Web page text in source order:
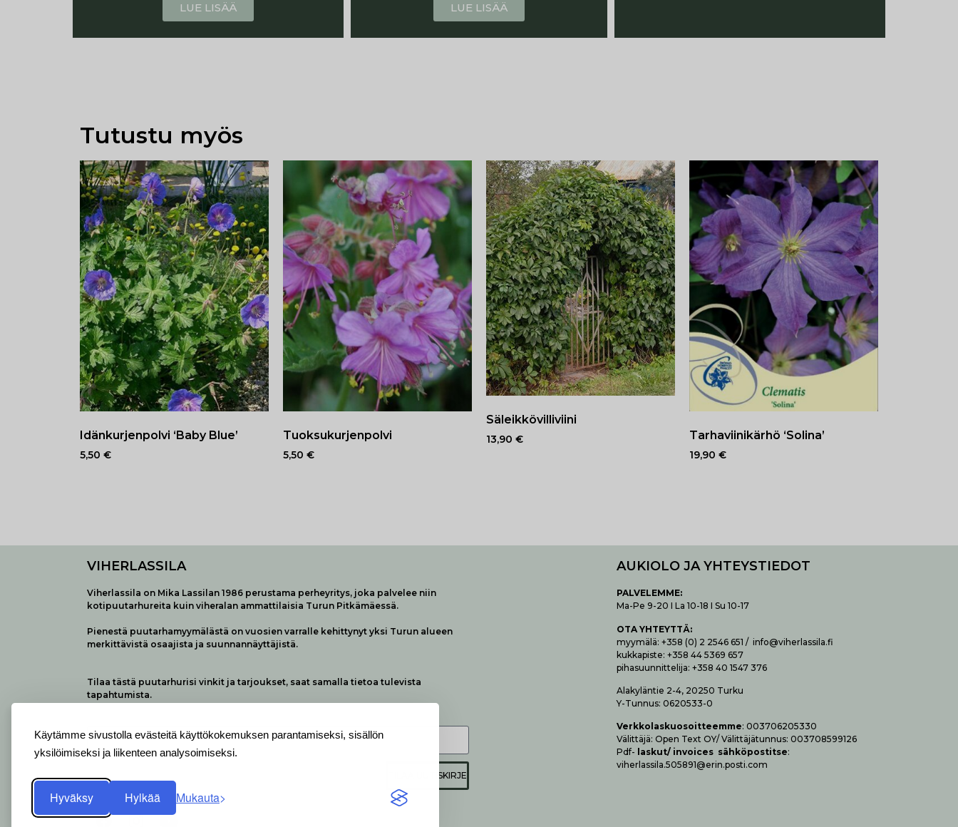
Käytämme sivustolla evästeitä käyttökokemuksen parantamiseksi, sisällön
yksilöimiseksi ja liikenteen analysoimiseksi.
Hyväksy Hylkää Mukauta
LUE LISÄÄ LUE LISÄÄ
Tutustu myös
Idänkurjenpolvi ‘Baby Blue’
5,50 €
Tuoksukurjenpolvi
5,50 €
Säleikkövilliviini
13,90 € Tarhaviinikärhö ‘Solina’
19,90 €
VIHERLASSILA
Viherlassila on Mika Lassilan 1986 perustama perheyritys, joka palvelee niin
kotipuutarhureita kuin viheralan ammattilaisia Turun Pitkämäessä.
Pienestä puutarhamyymälästä on vuosien varralle kehittynyt yksi Turun alueen
merkittävistä osaajista ja suunnannäyttäjistä.
Tilaa tästä puutarhurisi vinkit ja tarjoukset, saat samalla tietoa tulevista
tapahtumista.
TILAA UUTISKIRJE
AUKIOLO JA YHTEYSTIEDOT
PALVELEMME:
Ma-Pe 9-20 I La 10-18 I Su 10-17
OTA YHTEYTTÄ:
myymälä: +358 (0) 2 2546 651 / info@viherlassila.fi
kukkapiste: +358 44 5369 657
pihasuunnittelija: +358 40 1547 376
Alakyläntie 2-4, 20250 Turku
Y-Tunnus: 0620533-0
Verk­ko­las­kuo­soit­teem­me: 003706205330
Vä­lit­tä­jä: Open Text OY/ Vä­lit­tä­jä­tun­nus: 003708599126
Pdf- las­kut/ invoices säh­kö­pos­tit­se:
viherlassila.505891@erin.posti.com